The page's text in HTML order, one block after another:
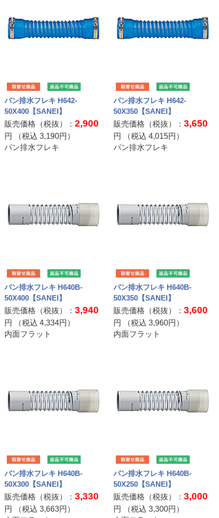
パン排水フレキ H642-
50X400【SANEI】
販売価格（税抜）： 2,900
円 （税込 3,190円）
パン排水フレキ
パン排水フレキ H642-
50X350【SANEI】
販売価格（税抜）：3,650
円 （税込4,015円）
パン排水フレキ
パン排水フレキ H640B-
50X400【SANEI】
販売価格（税抜）： 3,940
円 （税込 4,334円）
内面フラット
パン排水フレキ H640B-
50X350【SANEI】
販売価格（税抜）：3,600
円 （税込3,960円）
内面フラット
パン排水フレキ H640B-
50X300【SANEI】
販売価格（税抜）： 3,330
円 （税込 3,663円）
パン排水フレキ H640B-
50X250【SANEI】
販売価格（税抜）：3,000
円 （税込3,300円）